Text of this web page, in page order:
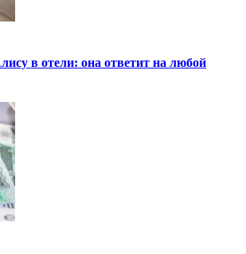
в отели: она ответит на любой